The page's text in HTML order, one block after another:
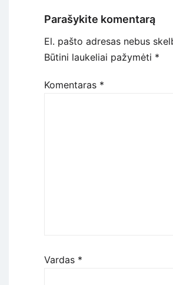
Parašykite komentarą
El. pašto adresas nebus
Būtini laukeliai pažymėti *
Komentaras *
Vardas *